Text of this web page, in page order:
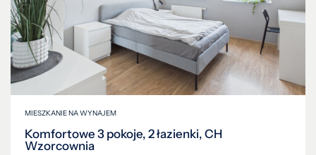
MIESZKANIE NA WYNAJEM
Komfortowe 3 pokoje, 2 łazienki, CH
Wzorcownia